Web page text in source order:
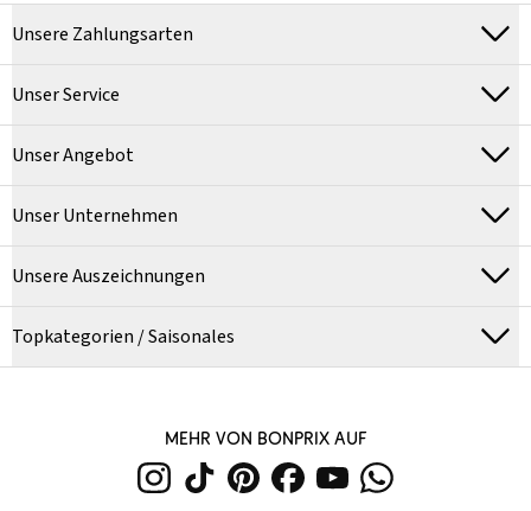
Unsere Zahlungsarten
Unser Service
Unser Angebot
Unser Unternehmen
Unsere Auszeichnungen
Topkategorien / Saisonales
MEHR VON BONPRIX AUF